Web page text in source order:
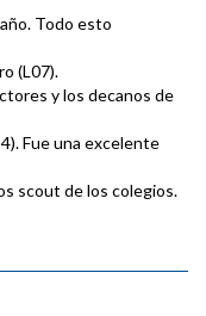
Todo esto
(L07).
y los decanos de
Fue una excelente
scout de los colegios.